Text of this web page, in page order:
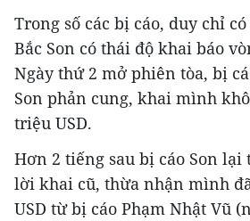
Trong số các bị cáo, duy chỉ
Bắc Son có thái độ khai báo
Ngày thứ 2 mở phiên tòa, bị
Son phản cung, khai mình
triệu USD.
Hơn 2 tiếng sau bị cáo Son
lời khai cũ, thừa nhận mình
USD từ bị cáo Phạm Nhật Vũ